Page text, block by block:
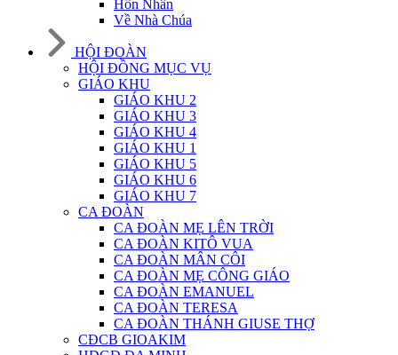
Hôn Nhân
Về Nhà Chúa
HỘI ĐOÀN
HỘI ĐỒNG MỤC VỤ
GIÁO KHU
GIÁO KHU 2
GIÁO KHU 3
GIÁO KHU 4
GIÁO KHU 1
GIÁO KHU 5
GIÁO KHU 6
GIÁO KHU 7
CA ĐOÀN
CA ĐOÀN MẸ LÊN TRỜI
CA ĐOÀN KITÔ VUA
CA ĐOÀN MÂN CÔI
CA ĐOÀN MẸ CÔNG GIÁO
CA ĐOÀN EMANUEL
CA ĐOÀN TERESA
CA ĐOÀN THÁNH GIUSE THỢ
CĐCB GIOAKIM